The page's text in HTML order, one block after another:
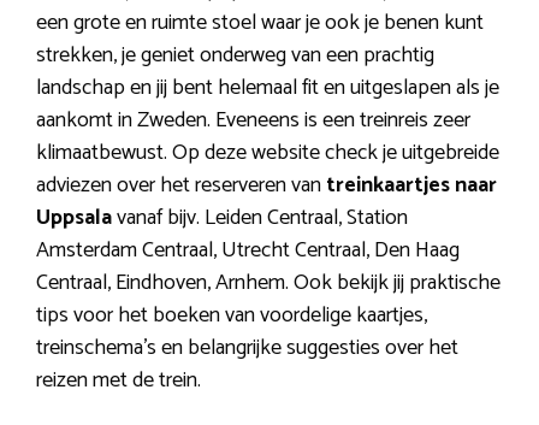
een grote en ruimte stoel waar je ook je benen kunt
strekken, je geniet onderweg van een prachtig
landschap en jij bent helemaal fit en uitgeslapen als je
aankomt in Zweden. Eveneens is een treinreis zeer
klimaatbewust. Op deze website check je uitgebreide
adviezen over het reserveren vantreinkaartjes naar
Uppsalavanaf bijv. Leiden Centraal, Station
Amsterdam Centraal, Utrecht Centraal, Den Haag
Centraal, Eindhoven, Arnhem. Ook bekijk jij praktische
tips voor het boeken van voordelige kaartjes,
treinschema’s en belangrijke suggesties over het
reizen met de trein.